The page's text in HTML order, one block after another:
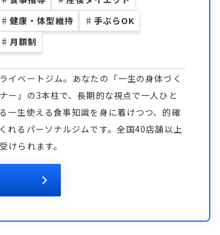
♯ 健康・体型維持 ♯ 手ぶらOK
♯ 月額制
イベートジム。あなたの「一生の身体づく
ー」の3本柱で、長期的な視点で一人ひと
一生使える食事知識を身に着けつつ、的確
れるパーソナルジムです。全国40店舗以上
けられます。